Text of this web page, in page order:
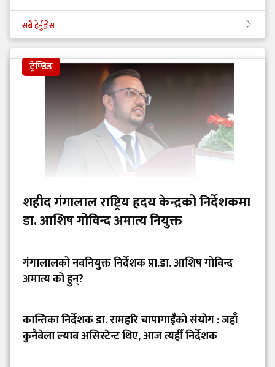
सबै हेर्नुहोस
ट्रेण्डिङ
शहीद गंगालाल राष्ट्रिय हृदय केन्द्रको निर्देशकमा
डा. आशिष गोविन्द अमात्य नियुक्त
गंगालालको नवनियुक्त निर्देशक प्रा.डा. आशिष गोविन्द
अमात्य को हुन्?
कान्तिका निर्देशक डा. रामहरि चापागाइँको संयोग : जहाँ
कुनैबेला ल्याब असिस्टेन्ट थिए, आज त्यहीँ निर्देशक